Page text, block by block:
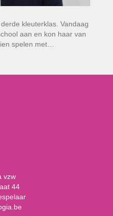
kleuterklas. Vandaag
aan en kon haar van
spelen met…
vzw
44